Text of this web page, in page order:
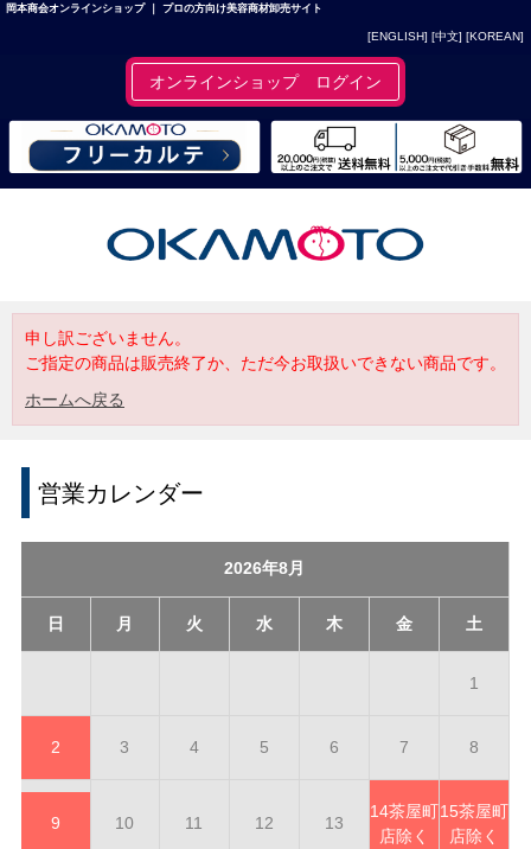
岡本商会オンラインショップ ｜ プロの方向け美容商材卸売サイト
[ENGLISH] [中文] [KOREAN]
オンラインショップ ログイン
申し訳ございません。
ご指定の商品は販売終了か、ただ今お取扱いできない商品です。
ホームへ戻る
営業カレンダー
2026年8月
日 月 火 水 木 金 土
1
2 3 4 5 6 7 8
9 10 11 12 13
14茶屋町
店除く
15茶屋町
店除く